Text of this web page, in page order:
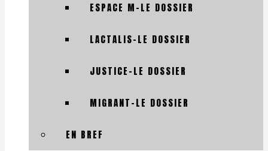
ESPACE M-LE DOSSIER
LACTALIS-LE DOSSIER
JUSTICE-LE DOSSIER
MIGRANT-LE DOSSIER
EN BREF